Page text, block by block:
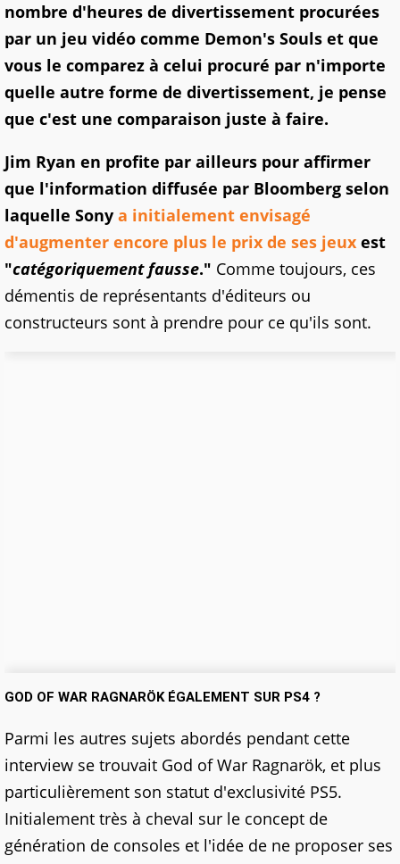
nombre d'heures de divertissement procurées
par un jeu vidéo comme Demon's Souls et que
vous le comparez à celui procuré par n'importe
quelle autre forme de divertissement, je pense
que c'est une comparaison juste à faire.
Jim Ryan en profite par ailleurs pour affirmer
que l'information diffusée par Bloomberg selon
laquelle Sony a initialement envisagé
d'augmenter encore plus le prix de ses jeux est
"catégoriquement fausse." Comme toujours, ces
démentis de représentants d'éditeurs ou
constructeurs sont à prendre pour ce qu'ils sont.
GOD OF WAR RAGNARÖK ÉGALEMENT SUR PS4 ?
Parmi les autres sujets abordés pendant cette
interview se trouvait God of War Ragnarök, et plus
particulièrement son statut d'exclusivité PS5.
Initialement très à cheval sur le concept de
génération de consoles et l'idée de ne proposer ses